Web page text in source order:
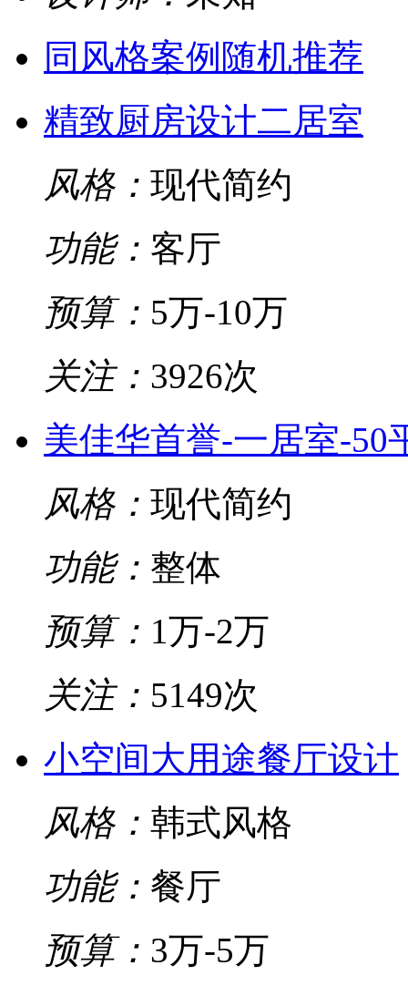
同风格案例随机推荐
精致厨房设计二居室
风格： 现代简约
功能： 客厅
预算： 5万-10万
关注： 3926次
美佳华首誉-一居室-50
风格： 现代简约
功能： 整体
预算： 1万-2万
关注： 5149次
小空间大用途餐厅设计
风格： 韩式风格
功能： 餐厅
预算： 3万-5万